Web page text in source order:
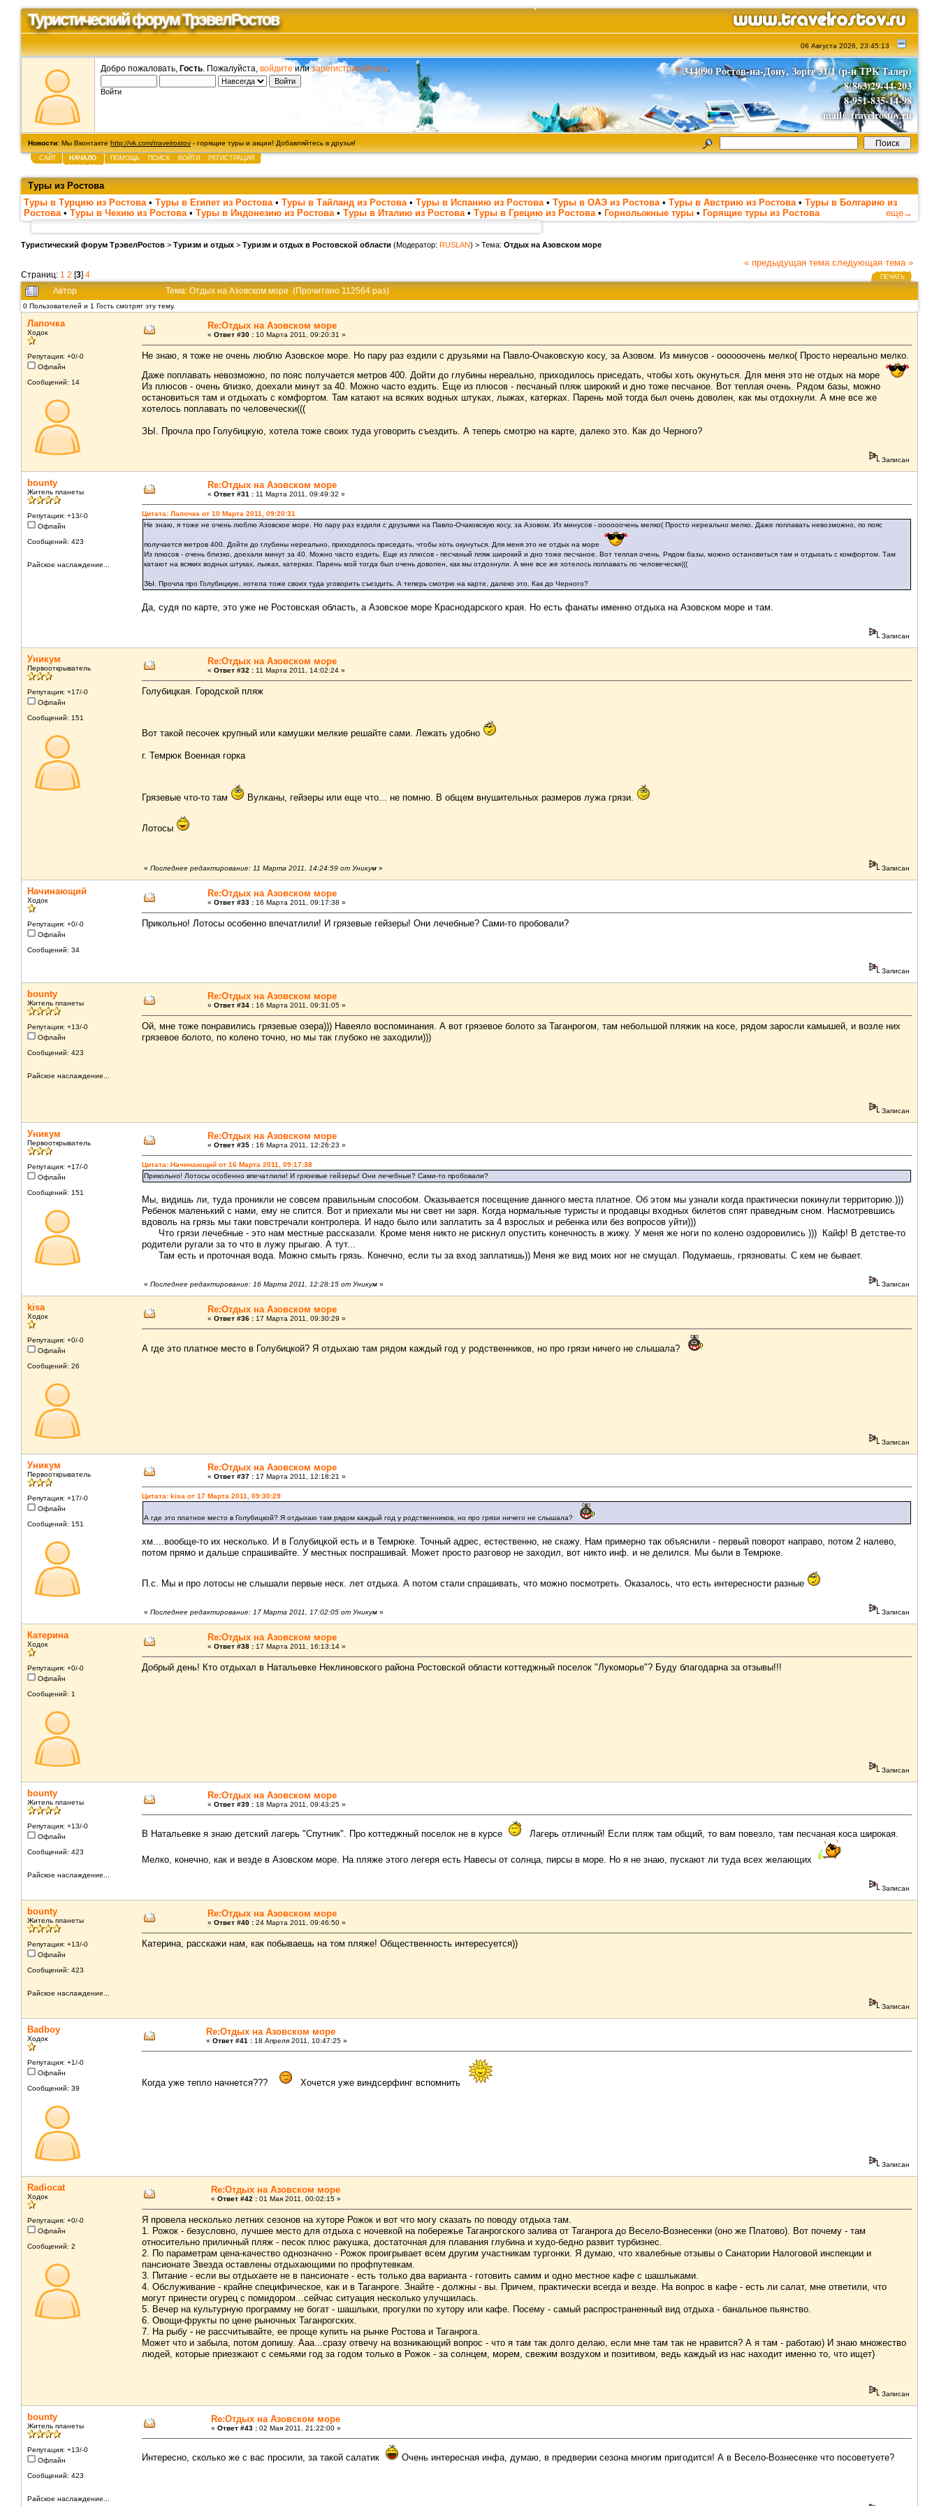
Туристический форум ТрэвелРостов
06 Августа 2026, 23:45:13
?344090 Ростов-на-Дону, Зорге 31/1 (р-н ТРК Талер)
8(863)29-44-203
8-951-835-14-98
mail@travelrostov.ru
Добро пожаловать, Гость . Пожалуйста, войдитеилизарегистрируйтесь
Войти
Новости: Мы Вконтакте http://vk.com/travelrostov - горящие туры и акции! Добавляйтесь в друзья!
САЙТ НАЧАЛО ПОМОЩЬ ПОИСК ВОЙТИ РЕГИСТРАЦИЯ
Туры из Ростова
Туры в Турцию из Ростова • Туры в Египет из Ростова • Туры в Тайланд из Ростова • Туры в Испанию из Ростова • Туры в ОАЭ из Ростова • Туры в Австрию из Ростова • Туры в Болгарию из
Ростова • Туры в Чехию из Ростова • Туры в Индонезию из Ростова • Туры в Италию из Ростова • Туры в Грецию из Ростова • Горнолыжные туры • Горящие туры из Ростова еще→
Туристический форум ТрэвелРостов > Туризм и отдых > Туризм и отдых в Ростовской области (Модератор: RUSLAN) > Тема: Отдых на Азовском море
Страниц: 1 2 [3] 4
« предыдущая тема следующая тема »
ПЕЧАТЬ
Автор Тема: Отдых на Азовском море (Прочитано 112564 раз)
0 Пользователей и 1 Гость смотрят эту тему.
Лапочка
Ходок
Репутация: +0/-0
Офлайн
Сообщений: 14
Re:Отдых на Азовском море
« Ответ #30 : 10 Марта 2011, 09:20:31 »
Не знаю, я тоже не очень люблю Азовское море. Но пару раз ездили с друзьями на Павло-Очаковскую косу, за Азовом. Из минусов - оооооочень мелко( Просто нереально мелко.
Даже поплавать невозможно, по пояс получается метров 400. Дойти до глубины нереально, приходилось приседать, чтобы хоть окунуться. Для меня это не отдых на море
Из плюсов - очень близко, доехали минут за 40. Можно часто ездить. Еще из плюсов - песчаный пляж широкий и дно тоже песчаное. Вот теплая очень. Рядом базы, можно
остановиться там и отдыхать с комфортом. Там катают на всяких водных штуках, лыжах, катерках. Парень мой тогда был очень доволен, как мы отдохнули. А мне все же
хотелось поплавать по человечески(((
ЗЫ. Прочла про Голубицкую, хотела тоже своих туда уговорить съездить. А теперь смотрю на карте, далеко это. Как до Черного?
Записан
bounty
Житель планеты
Репутация: +13/-0
Офлайн
Сообщений: 423
Райское наслаждение...
Re:Отдых на Азовском море
« Ответ #31 : 11 Марта 2011, 09:49:32 »
Цитата: Лапочка от 10 Марта 2011, 09:20:31
Не знаю, я тоже не очень люблю Азовское море. Но пару раз ездили с друзьями на Павло-Очаковскую косу, за Азовом. Из минусов - оооооочень мелко( Просто нереально мелко. Даже поплавать невозможно, по пояс
получается метров 400. Дойти до глубины нереально, приходилось приседать, чтобы хоть окунуться. Для меня это не отдых на море
Из плюсов - очень близко, доехали минут за 40. Можно часто ездить. Еще из плюсов - песчаный пляж широкий и дно тоже песчаное. Вот теплая очень. Рядом базы, можно остановиться там и отдыхать с комфортом. Там
катают на всяких водных штуках, лыжах, катерках. Парень мой тогда был очень доволен, как мы отдохнули. А мне все же хотелось поплавать по человечески(((
ЗЫ. Прочла про Голубицкую, хотела тоже своих туда уговорить съездить. А теперь смотрю на карте, далеко это. Как до Черного?
Да, судя по карте, это уже не Ростовская область, а Азовское море Краснодарского края. Но есть фанаты именно отдыха на Азовском море и там.
Записан
Уникум
Первооткрыватель
Репутация: +17/-0
Офлайн
Сообщений: 151
Re:Отдых на Азовском море
« Ответ #32 : 11 Марта 2011, 14:02:24 »
Голубицкая. Городской пляж
Вот такой песочек крупный или камушки мелкие решайте сами. Лежать удобно
г. Темрюк Военная горка
Грязевые что-то там Вулканы, гейзеры или еще что... не помню. В общем внушительных размеров лужа грязи.
Лотосы
« Последнее редактирование: 11 Марта 2011, 14:24:59 от Уникум » Записан
Начинающий
Ходок
Репутация: +0/-0
Офлайн
Сообщений: 34
Re:Отдых на Азовском море
« Ответ #33 : 16 Марта 2011, 09:17:38 »
Прикольно! Лотосы особенно впечатлили! И грязевые гейзеры! Они лечебные? Сами-то пробовали?
Записан
bounty
Житель планеты
Репутация: +13/-0
Офлайн
Сообщений: 423
Райское наслаждение...
Re:Отдых на Азовском море
« Ответ #34 : 16 Марта 2011, 09:31:05 »
Ой, мне тоже понравились грязевые озера))) Навеяло воспоминания. А вот грязевое болото за Таганрогом, там небольшой пляжик на косе, рядом заросли камышей, и возле них
грязевое болото, по колено точно, но мы так глубоко не заходили)))
Записан
Уникум
Первооткрыватель
Репутация: +17/-0
Офлайн
Сообщений: 151
Re:Отдых на Азовском море
« Ответ #35 : 16 Марта 2011, 12:26:23 »
Цитата: Начинающий от 16 Марта 2011, 09:17:38
Прикольно! Лотосы особенно впечатлили! И грязевые гейзеры! Они лечебные? Сами-то пробовали?
Мы, видишь ли, туда проникли не совсем правильным способом. Оказывается посещение данного места платное. Об этом мы узнали когда практически покинули территорию.)))
Ребенок маленький с нами, ему не спится. Вот и приехали мы ни свет ни заря. Когда нормальные туристы и продавцы входных билетов спят праведным сном. Насмотревшись
вдоволь на грязь мы таки повстречали контролера. И надо было или заплатить за 4 взрослых и ребенка или без вопросов уйти)))
Что грязи лечебные - это нам местные рассказали. Кроме меня никто не рискнул опустить конечность в жижу. У меня же ноги по колено оздоровились ))) Кайф! В детстве-то
родители ругали за то что в лужу прыгаю. А тут...
Там есть и проточная вода. Можно смыть грязь. Конечно, если ты за вход заплатишь)) Меня же вид моих ног не смущал. Подумаешь, грязноваты. С кем не бывает.
« Последнее редактирование: 16 Марта 2011, 12:28:15 от Уникум » Записан
kisa
Ходок
Репутация: +0/-0
Офлайн
Сообщений: 26
Re:Отдых на Азовском море
« Ответ #36 : 17 Марта 2011, 09:30:29 »
А где это платное место в Голубицкой? Я отдыхаю там рядом каждый год у родственников, но про грязи ничего не слышала?
Записан
Уникум
Первооткрыватель
Репутация: +17/-0
Офлайн
Сообщений: 151
Re:Отдых на Азовском море
« Ответ #37 : 17 Марта 2011, 12:18:21 »
Цитата: kisa от 17 Марта 2011, 09:30:29
А где это платное место в Голубицкой? Я отдыхаю там рядом каждый год у родственников, но про грязи ничего не слышала?
хм....вообще-то их несколько. И в Голубицкой есть и в Темрюке. Точный адрес, естественно, не скажу. Нам примерно так объяснили - первый поворот направо, потом 2 налево,
потом прямо и дальше спрашивайте. У местных поспрашивай. Может просто разговор не заходил, вот никто инф. и не делился. Мы были в Темрюке.
П.с. Мы и про лотосы не слышали первые неск. лет отдыха. А потом стали спрашивать, что можно посмотреть. Оказалось, что есть интересности разные
« Последнее редактирование: 17 Марта 2011, 17:02:05 от Уникум » Записан
Катерина
Ходок
Репутация: +0/-0
Офлайн
Сообщений: 1
Re:Отдых на Азовском море
« Ответ #38 : 17 Марта 2011, 16:13:14 »
Добрый день! Кто отдыхал в Натальевке Неклиновского района Ростовской области коттеджный поселок "Лукоморье"? Буду благодарна за отзывы!!!
Записан
bounty
Житель планеты
Репутация: +13/-0
Офлайн
Сообщений: 423
Райское наслаждение...
Re:Отдых на Азовском море
« Ответ #39 : 18 Марта 2011, 09:43:25 »
В Натальевке я знаю детский лагерь "Спутник". Про коттеджный поселок не в курсе Лагерь отличный! Если пляж там общий, то вам повезло, там песчаная коса широкая.
Мелко, конечно, как и везде в Азовском море. На пляже этого легеря есть Навесы от солнца, пирсы в море. Но я не знаю, пускают ли туда всех желающих
Записан
bounty
Житель планеты
Репутация: +13/-0
Офлайн
Сообщений: 423
Райское наслаждение...
Re:Отдых на Азовском море
« Ответ #40 : 24 Марта 2011, 09:46:50 »
Катерина, расскажи нам, как побываешь на том пляже! Общественность интересуется))
Записан
Badboy
Ходок
Репутация: +1/-0
Офлайн
Сообщений: 39
Re:Отдых на Азовском море
« Ответ #41 : 18 Апреля 2011, 10:47:25 »
Когда уже тепло начнется??? Хочется уже виндсерфинг вспомнить
Записан
Radiocat
Ходок
Репутация: +0/-0
Офлайн
Сообщений: 2
Re:Отдых на Азовском море
« Ответ #42 : 01 Мая 2011, 00:02:15 »
Я провела несколько летних сезонов на хуторе Рожок и вот что могу сказать по поводу отдыха там.
1. Рожок - безусловно, лучшее место для отдыха с ночевкой на побережье Таганрогского залива от Таганрога до Весело-Вознесенки (оно же Платово). Вот почему - там
относительно приличный пляж - песок плюс ракушка, достаточная для плавания глубина и худо-бедно развит турбизнес.
2. По параметрам цена-качество однозначно - Рожок проигрывает всем другим участникам тургонки. Я думаю, что хвалебные отзывы о Санатории Налоговой инспекции и
пансионате Звезда оставлены отдыхающими по профпутевкам.
3. Питание - если вы отдыхаете не в пансионате - есть только два варианта - готовить самим и одно местное кафе с шашлыками.
4. Обслуживание - крайне специфическое, как и в Таганроге. Знайте - должны - вы. Причем, практически всегда и везде. На вопрос в кафе - есть ли салат, мне ответили, что
могут принести огурец с помидором...сейчас ситуация несколько улучшилась.
5. Вечер на культурную программу не богат - шашлыки, прогулки по хутору или кафе. Посему - самый распространенный вид отдыха - банальное пьянство.
6. Овощи-фрукты по цене рыночных Таганрогских.
7. На рыбу - не рассчитывайте, ее проще купить на рынке Ростова и Таганрога.
Может что и забыла, потом допишу. Ааа...сразу отвечу на возникающий вопрос - что я там так долго делаю, если мне там так не нравится? А я там - работаю) И знаю множество
людей, которые приезжают с семьями год за годом только в Рожок - за солнцем, морем, свежим воздухом и позитивом, ведь каждый из нас находит именно то, что ищет)
Записан
bounty
Житель планеты
Репутация: +13/-0
Офлайн
Сообщений: 423
Райское наслаждение...
Re:Отдых на Азовском море
« Ответ #43 : 02 Мая 2011, 21:22:00 »
Интересно, сколько же с вас просили, за такой салатик Очень интересная инфа, думаю, в предверии сезона многим пригодится! А в Весело-Вознесенке что посоветуете?